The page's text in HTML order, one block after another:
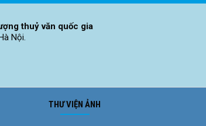
thuỷ văn quốc gia
Nội.
THƯ VIỆN ẢNH